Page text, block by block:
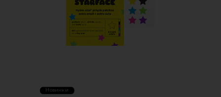
Новинки